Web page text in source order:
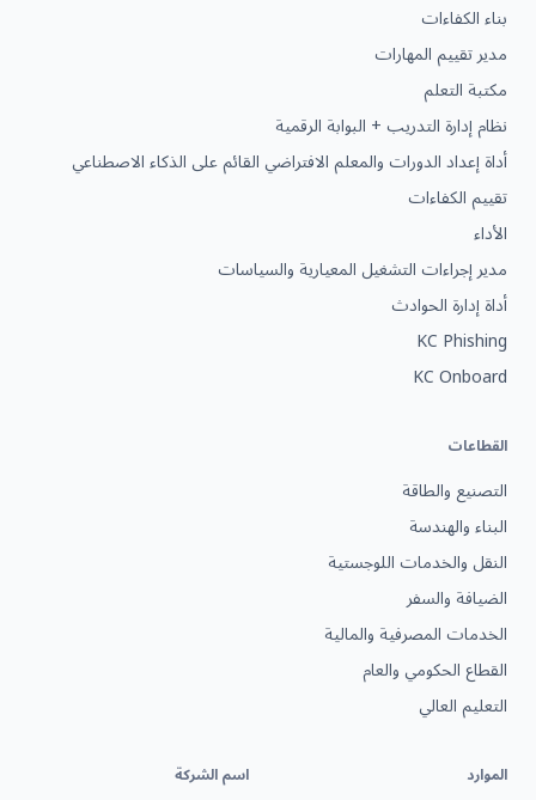
بناء الكفاءات
مدير تقييم المهارات
مكتبة التعلم
نظام إدارة التدريب + البوابة الرقمية
أداة إعداد الدورات والمعلم الافتراضي القائم على الذكاء الاصطناعي
تقييم الكفاءات
الأداء
مدير إجراءات التشغيل المعيارية والسياسات
أداة إدارة الحوادث
KC Phishing
KC Onboard
القطاعات
التصنيع والطاقة
البناء والهندسة
النقل والخدمات اللوجستية
الضيافة والسفر
الخدمات المصرفية والمالية
القطاع الحكومي والعام
التعليم العالي
الموارد اسم الشركة